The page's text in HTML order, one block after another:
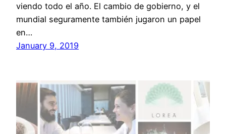
viendo todo el año. El cambio de gobierno, y el
mundial seguramente también jugaron un papel
en…
January 9, 2019